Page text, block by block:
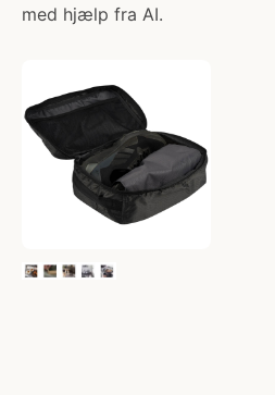
med hjælp fra AI.